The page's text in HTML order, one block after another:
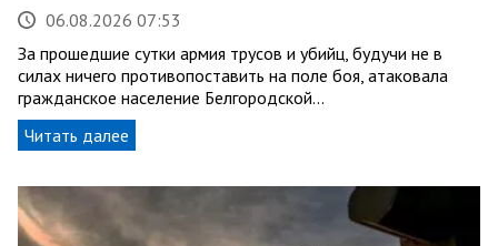
06.08.2026 07:53
За прошедшие сутки армия трусов и убийц, будучи не в
силах ничего противопоставить на поле боя, атаковала
гражданское население Белгородской…
Читать далее